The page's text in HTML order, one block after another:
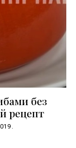
без
рецепт